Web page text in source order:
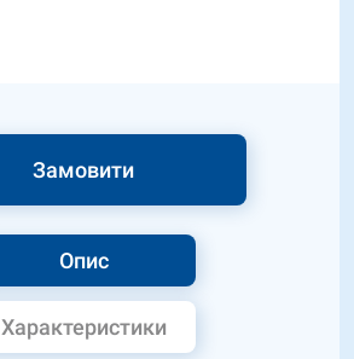
Опис
Характеристики
Замовити